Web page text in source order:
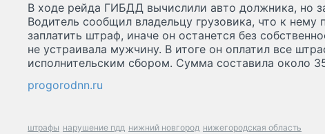
В ходе рейда ГИБДД вычислили авто должника, но
Водитель сообщил владельцу грузовика, что к
заплатить штраф, иначе он останется без
не устраивала мужчину. В итоге он оплатил все
исполнительским сбором. Сумма составила около
progorodnn.ru
штрафы нарушение пдд нижний новгород нижегородская область